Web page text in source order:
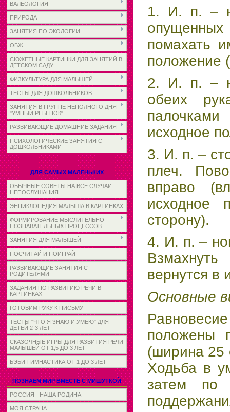
ВАЛЕОЛОГИЯ
ПРИРОДА
ЗАНЯТИЯ ПО ЭКОЛОГИИ
ОБЖ
СЮЖЕТНЫЕ КАРТИНКИ ДЛЯ ЗАНЯТИЙ В
ДЕТСКОМ САДУ
ФИЗКУЛЬТУРА ДЛЯ МАЛЫШЕЙ
ТЕСТЫ ДЛЯ ДОШКОЛЬНИКОВ
ЗАНЯТИЯ В ГРУППЕ НЕПОЛНОГО ДНЯ
"УМНЫЙ РЕБЕНОК"
РАЗВИВАЮЩИЕ ДОМАШНИЕ ЗАДАНИЯ
ПСИХОЛОГИЧЕСКИЕ ЗАНЯТИЯ С
ДОШКОЛЬНИКАМИ
ДЛЯ САМЫХ МАЛЕНЬКИХ
ОБЫЧНЫЕ СОВЕТЫ НА ВСЕ СЛУЧАИ
НЕПОСЛУШАНИЯ
ЭНЦИКЛОПЕДИЯ МАЛЫША В КАРТИНКАХ
ФОРМИРОВАНИЕ МЫСЛИТЕЛЬНО-
ПОЗНАВАТЕЛЬНЫХ ПРОЦЕССОВ
ЗАНЯТИЯ ДЛЯ МАЛЫШЕЙ
ПОСЧИТАЙ И ПОИГРАЙ
РАЗВИВАЮЩИЕ ЗАНЯТИЯ С
РОДИТЕЛЯМИ
ЗАДАНИЯ ПО РАЗВИТИЮ РЕЧИ В
КАРТИНКАХ
ГОТОВИМ РУКУ К ПИСЬМУ
ТЕСТЫ "ЧТО Я ЗНАЮ И УМЕЮ" ДЛЯ
ДЕТЕЙ 2-3 ЛЕТ
СКАЗОЧНЫЕ ИГРЫ ДЛЯ РАЗВИТИЯ РЕЧИ
МАЛЫШЕЙ ОТ 1,5 ДО 3 ЛЕТ
БЭБИ-ГИМНАСТИКА ОТ 1 ДО 3 ЛЕТ
ПОЗНАЕМ МИР ВМЕСТЕ С МИШУТКОЙ
РОССИЯ - НАША РОДИНА
МОЯ СТРАНА
1. И. п. –
помахать
положение
2. И. п. –
обеих
исходное
3. И. п. –
плеч.
вправо
исходное
сторону).
4. И. п. –
вернутся в
Основные
положены
(ширина 25
Ходьба в
затем по